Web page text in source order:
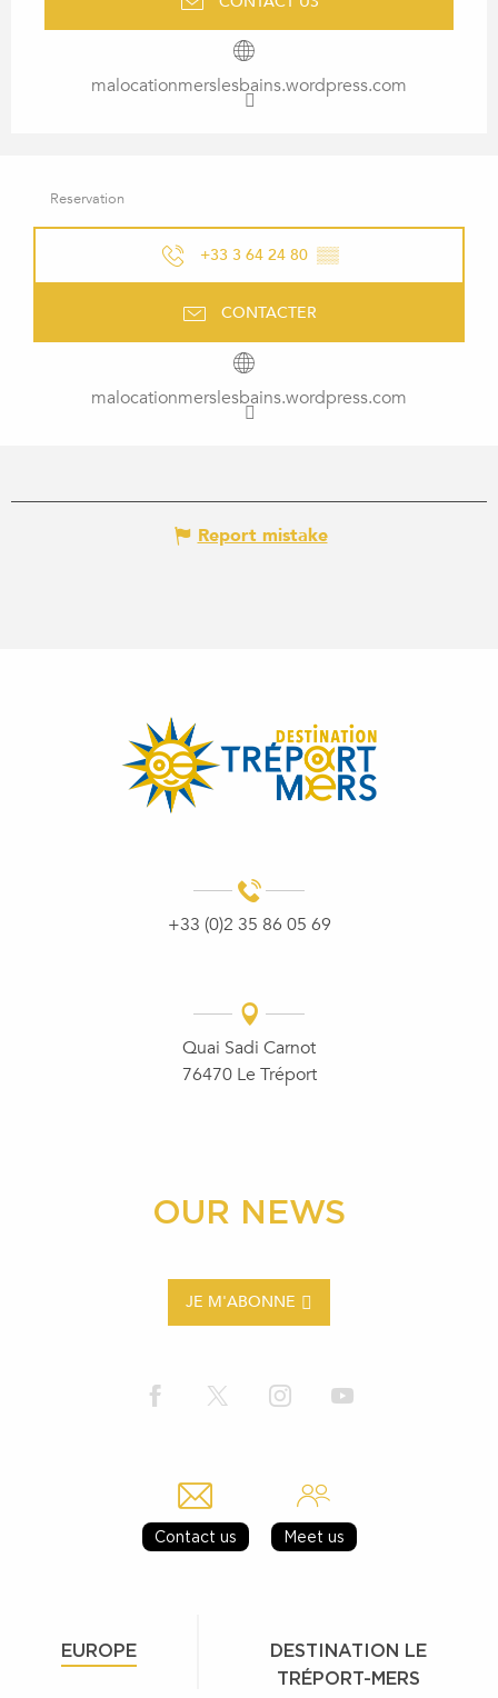
malocationmerslesbains.wordpress.com
Reservation
+33 3 64 24 80 ▒▒
CONTACTER
malocationmerslesbains.wordpress.com
Report mistake
+33 (0)2 35 86 05 69
Quai Sadi Carnot
76470 Le Tréport
OUR NEWS
JE M'ABONNE
Contact us Meet us
EUROPE
DESTINATION LE
TRÉPORT-MERS